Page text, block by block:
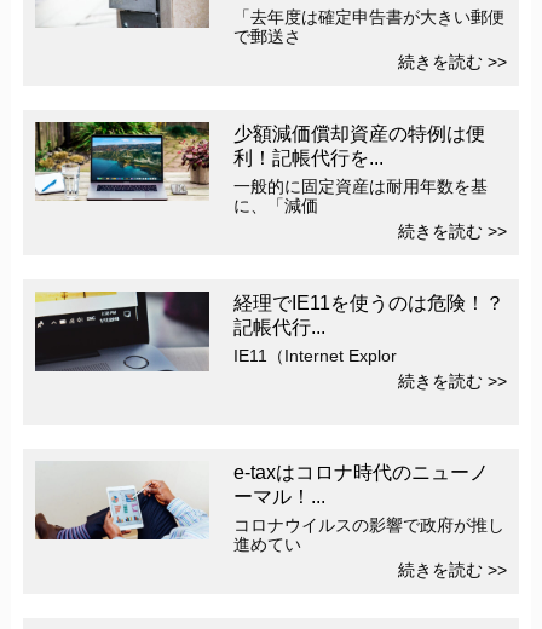
「去年度は確定申告書が大きい郵便
で郵送さ
続きを読む >>
少額減価償却資産の特例は便
利！記帳代行を...
一般的に固定資産は耐用年数を基
に、「減価
続きを読む >>
経理でIE11を使うのは危険！？
記帳代行...
IE11（Internet Explor
続きを読む >>
e-taxはコロナ時代のニューノ
ーマル！...
コロナウイルスの影響で政府が推し
進めてい
続きを読む >>